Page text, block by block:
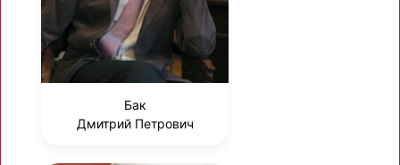
Бак
Дмитрий Петрович